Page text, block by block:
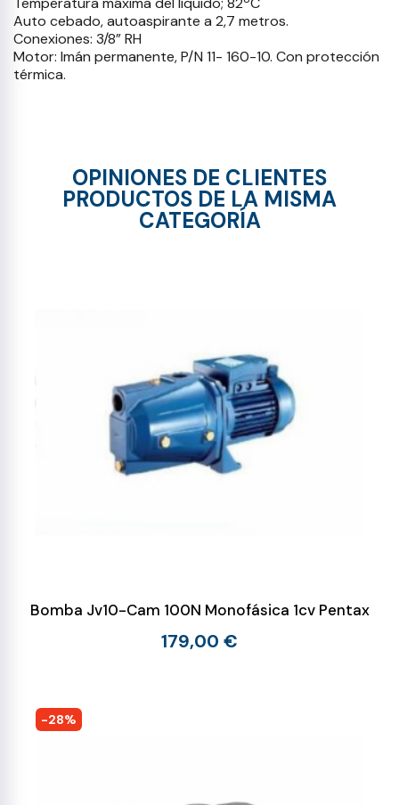
Auto cebado, autoaspirante a 2,7 metros.
Conexiones: 3/8” RH
Motor: Imán permanente, P/N 11- 160-10. Con protección
térmica.
OPINIONES DE CLIENTES
PRODUCTOS DE LA MISMA
CATEGORÍA
Bomba Jv10-Cam 100N Monofásica 1cv Pentax
179,00 €
-28%